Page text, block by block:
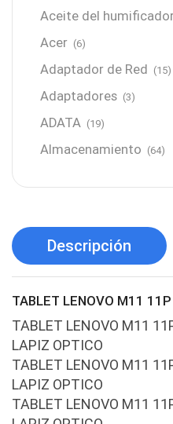
Aceite del
Acer (6)
Adaptador de Red (15)
Adaptadores (3)
ADATA (19)
Almacenamiento (64)
Antivirus (1)
Aro de luz
Audífonos
Audífonos
Audio y Sonido
Barras de sonido
Descripción
TABLET LENOVO M11 11P
TABLET LENOVO M11
LAPIZ OPTICO
TABLET LENOVO M11
LAPIZ OPTICO
TABLET LENOVO M11